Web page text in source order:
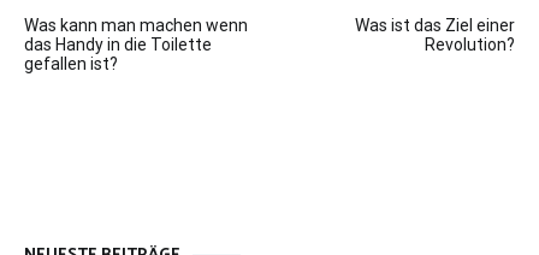
Was kann man machen wenn
das Handy in die Toilette
gefallen ist?
Was ist das Ziel einer
Revolution?